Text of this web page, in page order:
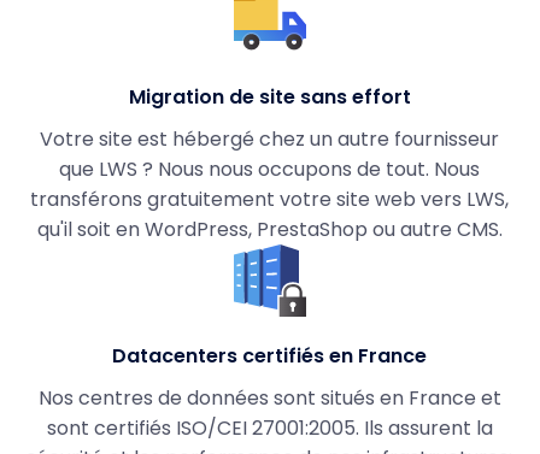
Migration de site sans effort
Votre site est hébergé chez un autre fournisseur
que LWS ? Nous nous occupons de tout. Nous
transférons gratuitement votre site web vers LWS,
qu'il soit en WordPress, PrestaShop ou autre CMS.
Datacenters certifiés en France
Nos centres de données sont situés en France et
sont certifiés ISO/CEI 27001:2005. Ils assurent la